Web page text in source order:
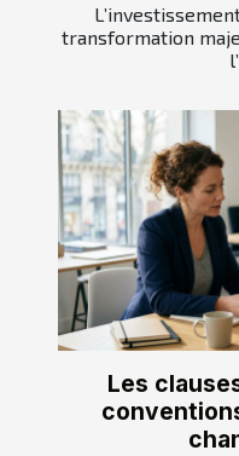
transformation
Les